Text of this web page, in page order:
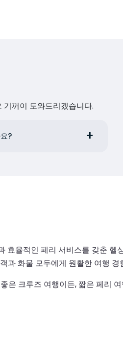
꺼이 도와드리겠습니다.
?
효율적인 페리 서비스를 갖춘 헬
과 화물 모두에게 원활한 여행 경
은 크루즈 여행이든, 짧은 페리